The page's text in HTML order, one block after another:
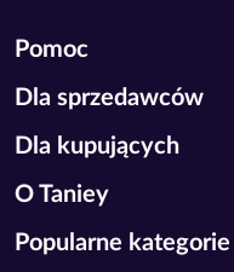
Pomoc
Dla sprzedawców
Dla kupujących
O Taniey
Popularne kategorie